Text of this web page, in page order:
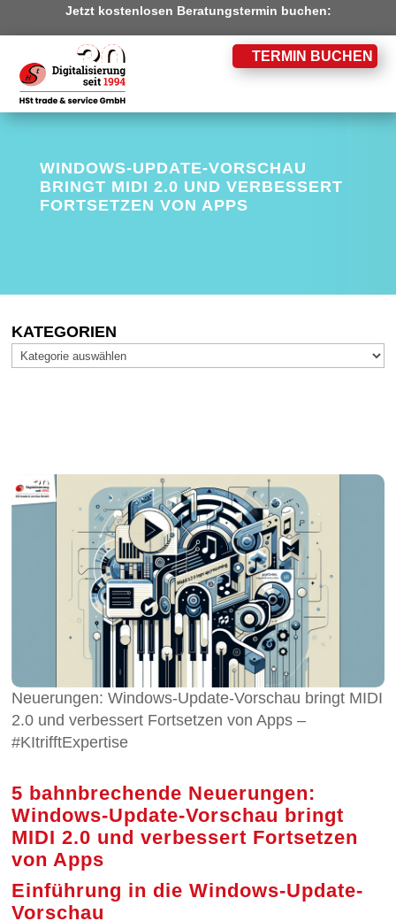
Jetzt kostenlosen Beratungstermin buchen:
TERMIN BUCHEN
WINDOWS-UPDATE-VORSCHAU
BRINGT MIDI 2.0 UND VERBESSERT
FORTSETZEN VON APPS
KATEGORIEN
Neuerungen: Windows-Update-Vorschau bringt MIDI
2.0 und verbessert Fortsetzen von Apps –
#KItrifftExpertise
5 bahnbrechende Neuerungen:
Windows-Update-Vorschau bringt
MIDI 2.0 und verbessert Fortsetzen
von Apps
Einführung in die Windows-Update-
Vorschau